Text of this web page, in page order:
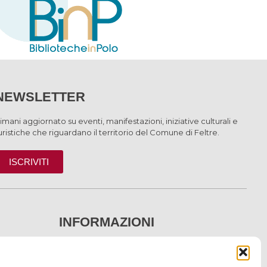
aggiornato su eventi, manifestazioni, iniziative culturali e
che riguardano il territorio del Comune di Feltre.
ISCRIVITI
INFORMAZIONI